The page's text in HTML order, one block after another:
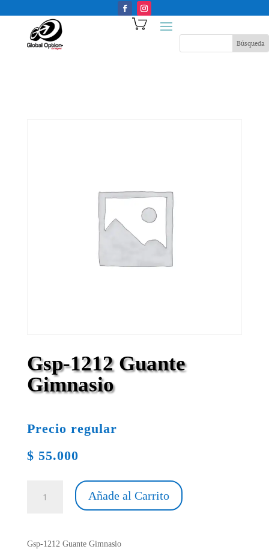
Gsp-1212 Guante
Gimnasio
Precio regular
$ 55.000
1212
cantidad
Añade al Carrito
Gsp-1212 Guante Gimnasio